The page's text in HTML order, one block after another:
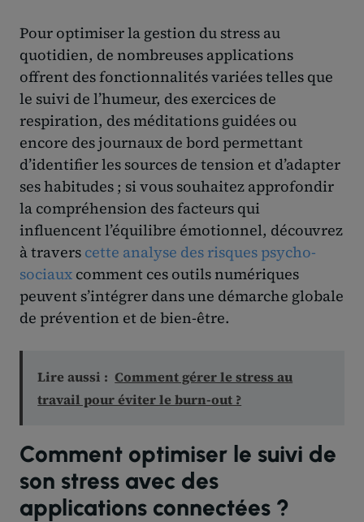
Pour optimiser la gestion du stress au
quotidien, de nombreuses applications
offrent des fonctionnalités variées telles que
le suivi de l’humeur, des exercices de
respiration, des méditations guidées ou
encore des journaux de bord permettant
d’identifier les sources de tension et d’adapter
ses habitudes ; si vous souhaitez approfondir
la compréhension des facteurs qui
influencent l’équilibre émotionnel, découvrez
à travers cette analyse des risques psycho-
sociaux comment ces outils numériques
peuvent s’intégrer dans une démarche globale
de prévention et de bien-être.
Lire aussi : Comment gérer le stress au
travail pour éviter le burn-out ?
Comment optimiser le suivi de
son stress avec des
applications connectées ?